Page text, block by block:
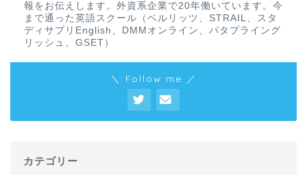
報をお伝えします。外資系企業で20年働いています。今
まで通った英語スクール（ベルリッツ、STRAIL、スタ
ディサプリEnglish、DMMオンライン、パタプライング
リッシュ、GSET）
＼ Follow me ／
カテゴリー